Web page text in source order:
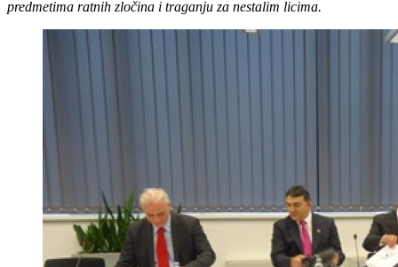
predmetima ratnih zločina i traganju za nestalim licima.